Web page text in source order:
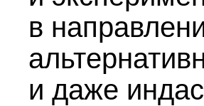
в
и даже